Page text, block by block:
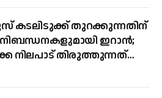
കടലിടുക്ക് തുറക്കുന്നതിന്
ഇറാന്‍;
നിലപാട് തിരുത്തുന്നത്
കൗണ്‍സില്‍